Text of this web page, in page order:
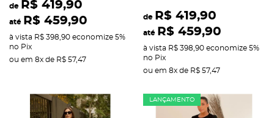
de R$ 419,90
até R$ 459,90
à vista R$ 398,90 economize 5%
no Pix
ou em 8x de R$ 57,47
de R$ 419,90
até R$ 459,90
à vista R$ 398,90 economize 5%
no Pix
ou em 8x de R$ 57,47
LANÇAMENTO